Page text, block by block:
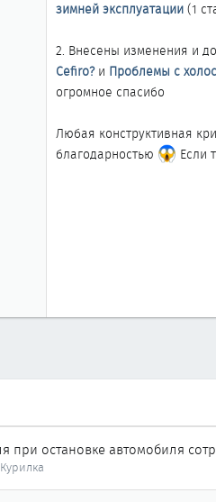
зимней эксплуатации (1
2. Внесены изменения и
Cefiro?и Проблемы с
огромное спасибо
Любая конструктивная
благодарностью
Если
при остановке автомобиля
Курилка